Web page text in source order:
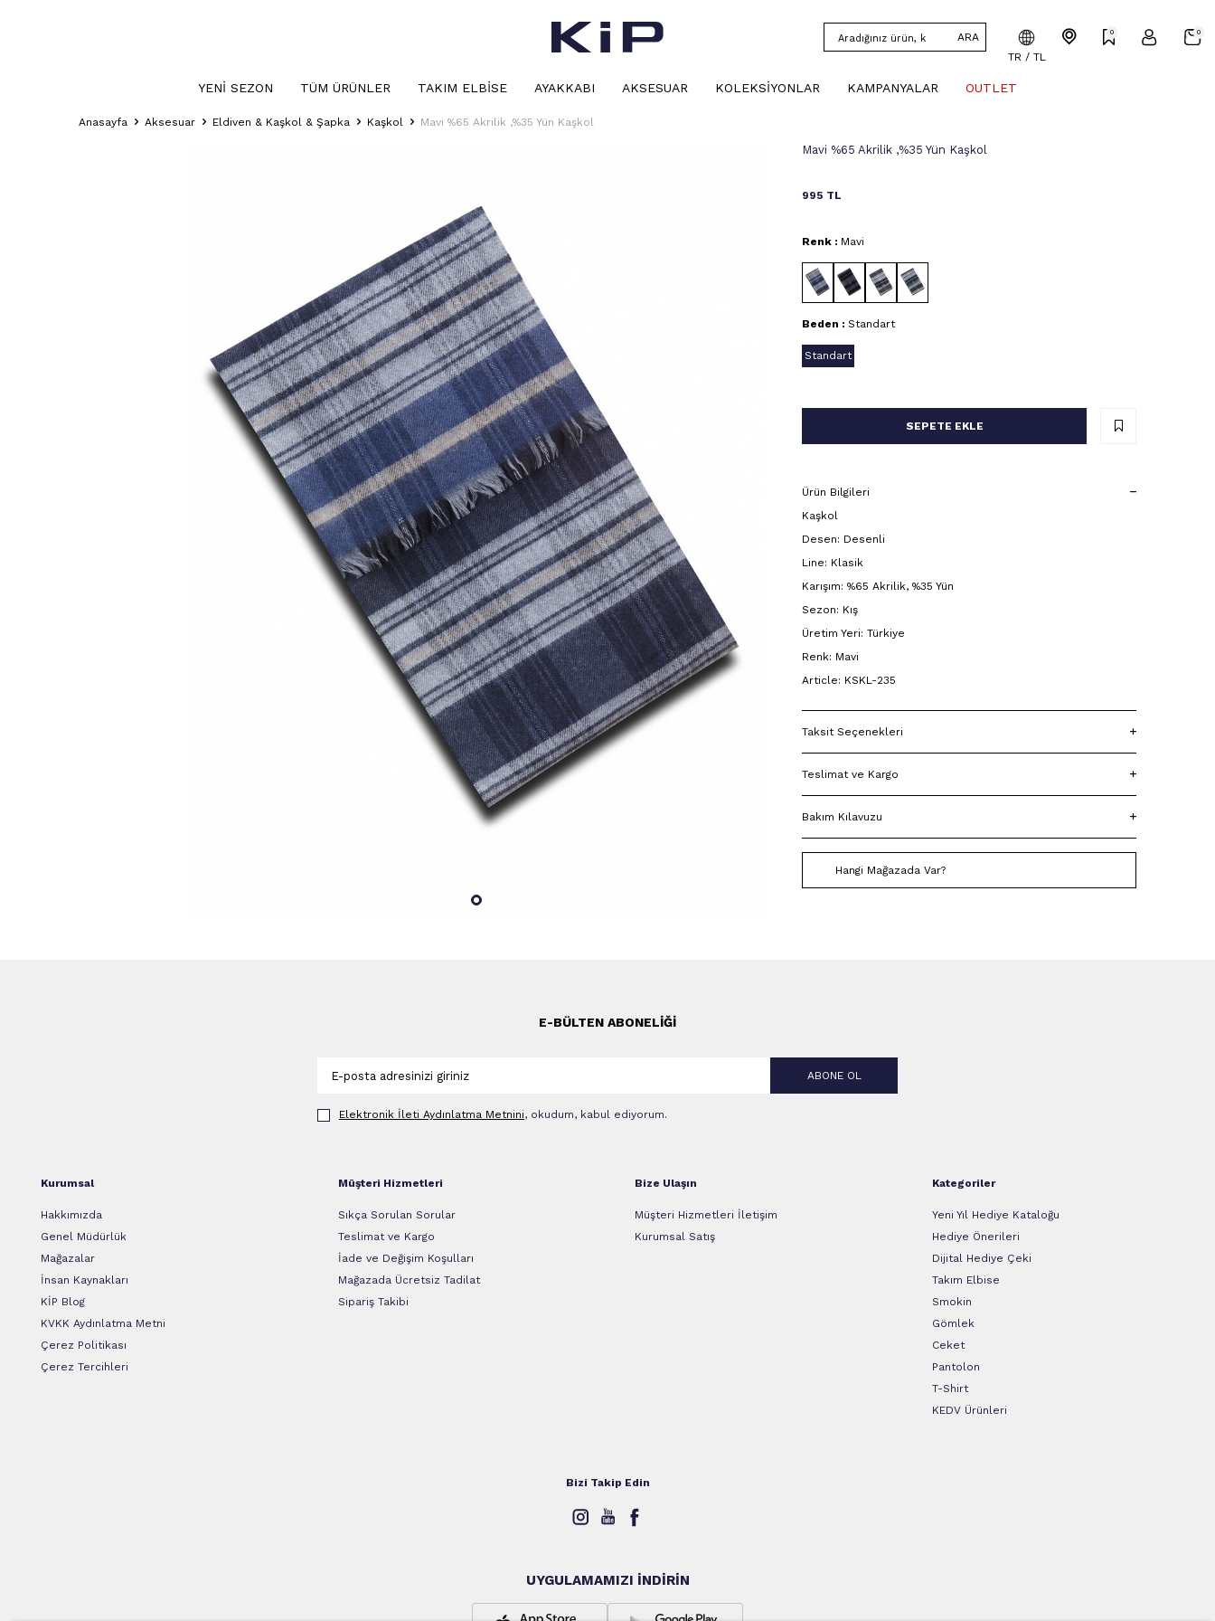
ARA
TR / TL
0 0
YENI SEZON TÜM ÜRÜNLER TAKIM ELBISE AYAKKABI AKSESUAR KOLEKSIYONLAR KAMPANYALAR OUTLET
Anasayfa Aksesuar Eldiven & Kaşkol & Şapka Kaşkol Mavi %65 Akrilik ,%35 Yün Kaşkol
Mavi %65 Akrilik ,%35 Yün Kaşkol
995 TL
Renk : Mavi
Beden : Standart
Standart
SEPETE EKLE
Ürün Bilgileri
Kaşkol
Desen: Desenli
Line: Klasik
Karışım: %65 Akrilik, %35 Yün
Sezon: Kış
Üretim Yeri: Türkiye
Renk: Mavi
Article: KSKL-235
Taksit Seçenekleri
Teslimat ve Kargo
Bakım Kılavuzu
Hangi Mağazada Var?
E-BÜLTEN ABONELIĞI
ABONE OL
Elektronik İleti Aydınlatma Metni‌ni, okudum, kabul ediyorum.
Kurumsal
Hakkımızda
Genel Müdürlük
Mağazalar
İnsan Kaynakları
KİP Blog
KVKK Aydınlatma Metni
Çerez Politikası
Çerez Tercihleri
Müşteri Hizmetleri
Sıkça Sorulan Sorular
Teslimat ve Kargo
İade ve Değişim Koşulları
Mağazada Ücretsiz Tadilat
Sipariş Takibi
Bize Ulaşın
Müşteri Hizmetleri İletişim
Kurumsal Satış
Kategoriler
Yeni Yıl Hediye Kataloğu
Hediye Önerileri
Dijital Hediye Çeki
Takım Elbise
Smokin
Gömlek
Ceket
Pantolon
T-Shirt
KEDV Ürünleri
Bizi Takip Edin
UYGULAMAMIZI İNDİRİN